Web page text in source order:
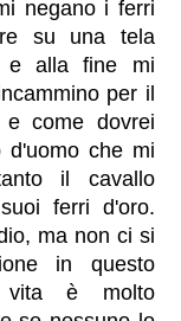
negano i ferri
su una tela
e alla fine mi
per il
come dovrei
d'uomo che mi
il cavallo
ferri d'oro.
ma non ci si
in questo
è molto